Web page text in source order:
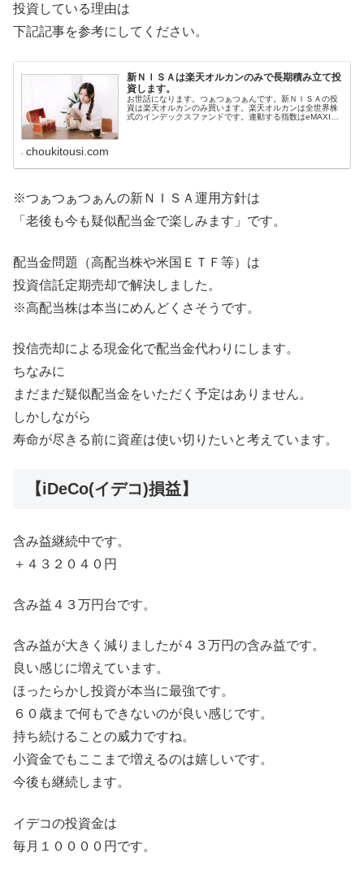
投資している理由は
下記記事を参考にしてください。
新ＮＩＳＡは楽天オルカンのみで長期積み立て投
資します。
お世話になります。つぁつぁつぁんです。新ＮＩＳＡの投
資は楽天オルカンのみ買います。楽天オルカンは全世界株
式のインデックスファンドです。連動する指数はeMAXIS
choukitousi.com
※つぁつぁつぁんの新ＮＩＳＡ運用方針は
「老後も今も疑似配当金で楽しみます」です。
配当金問題（高配当株や米国ＥＴＦ等）は
投資信託定期売却で解決しました。
※高配当株は本当にめんどくさそうです。
投信売却による現金化で配当金代わりにします。
ちなみに
まだまだ疑似配当金をいただく予定はありません。
しかしながら
寿命が尽きる前に資産は使い切りたいと考えています。
【iDeCo(イデコ)損益】
含み益継続中です。
＋４３２０４０円
含み益４３万円台です。
含み益が大きく減りましたが４３万円の含み益です。
良い感じに増えています。
ほったらかし投資が本当に最強です。
６０歳まで何もできないのが良い感じです。
持ち続けることの威力ですね。
小資金でもここまで増えるのは嬉しいです。
今後も継続します。
イデコの投資金は
毎月１００００円です。